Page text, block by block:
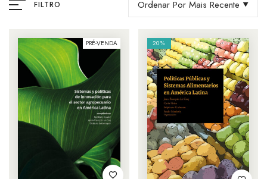
FILTRO Ordenar Por Mais Recente
PRÉ-VENDA 20%